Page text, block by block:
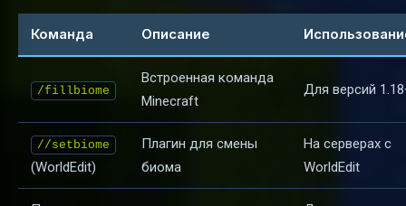
Команда Описание
/fillbiome
Встроенная команда
Minecraft
Для версий
//setbiome
(WorldEdit)
Плагин для смены
биома
На серверах с
WorldEdit